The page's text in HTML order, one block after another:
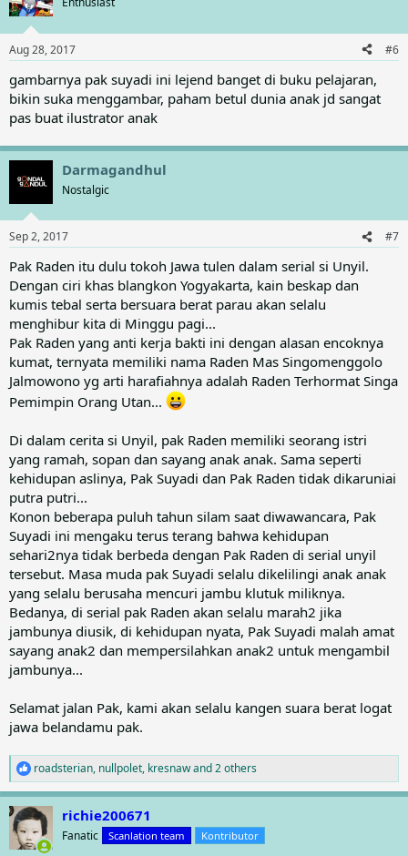
i
s
Aug 28, 2017 #6
gambarnya pak suyadi ini lejend banget di buku pelajaran,
bikin suka menggambar, paham betul dunia anak jd sangat
pas buat ilustrator anak
Darmagandhul
Nostalgic
Sep 2, 2017 #7
Pak Raden itu dulu tokoh Jawa tulen dalam serial si Unyil.
Dengan ciri khas blangkon Yogyakarta, kain beskap dan
kumis tebal serta bersuara berat parau akan selalu
menghibur kita di Minggu pagi...
Pak Raden yang anti kerja bakti ini dengan alasan encoknya
kumat, ternyata memiliki nama Raden Mas Singomenggolo
Jalmowono yg arti harafiahnya adalah Raden Terhormat Singa
Pemimpin Orang Utan...
Di dalam cerita si Unyil, pak Raden memiliki seorang istri
yang ramah, sopan dan sayang anak anak. Sama seperti
kehidupan aslinya, Pak Suyadi dan Pak Raden tidak dikaruniai
putra putri...
Konon beberapa puluh tahun silam saat diwawancara, Pak
Suyadi ini mengaku terus terang bahwa kehidupan
sehari2nya tidak berbeda dengan Pak Raden di serial unyil
tersebut. Masa muda pak Suyadi selalu dikelilingi anak anak
yang selalu berusaha mencuri jambu klutuk miliknya.
Bedanya, di serial pak Raden akan selalu marah2 jika
jambunya diusik, di kehidupan nyata, Pak Suyadi malah amat
sayang anak2 dan mempersilahkan anak2 untuk mengambil
jambunya...
Selamat jalan Pak, kami akan selalu kangen suara berat logat
jawa belandamu pak.
R
e
a
c
t
i
roadsterian, nullpolet, kresnawand 2 others
richie200671
Fanatic Scanlation team Kontributor